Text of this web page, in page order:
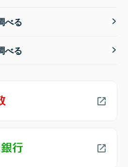
べる
べる